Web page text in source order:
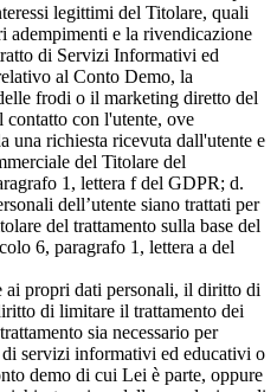
legittimi del Titolare, quali
adempimenti e la rivendicazione
di Servizi Informativi ed
al Conto Demo, la
frodi o il marketing diretto del
con l'utente, ove
una richiesta ricevuta dall'utente e
del Titolare del
1, lettera f del GDPR; d.
dell’utente siano trattati per
del trattamento sulla base del
6, paragrafo 1, lettera a del
ai propri dati personali, il diritto di
di limitare il trattamento dei
sia necessario per
di servizi informativi ed educativi o
demo di cui Lei è parte, oppure